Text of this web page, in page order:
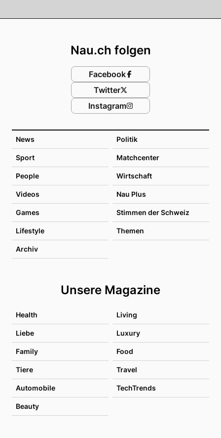
News Politik
Sport Matchcenter
People Wirtschaft
Videos Nau Plus
Games Stimmen der Schweiz
Lifestyle Themen
Archiv
Unsere Magazine
Health Living
Liebe Luxury
Family Food
Tiere Travel
Automobile TechTrends
Beauty
Nau.ch folgen
Facebook
Twitter
Instagram